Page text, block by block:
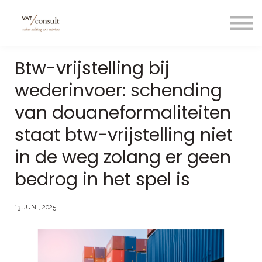
Contact
Taal/language
Btw-vrijstelling bij
wederinvoer: schending
van douaneformaliteiten
staat btw-vrijstelling niet
in de weg zolang er geen
bedrog in het spel is
13 JUNI, 2025